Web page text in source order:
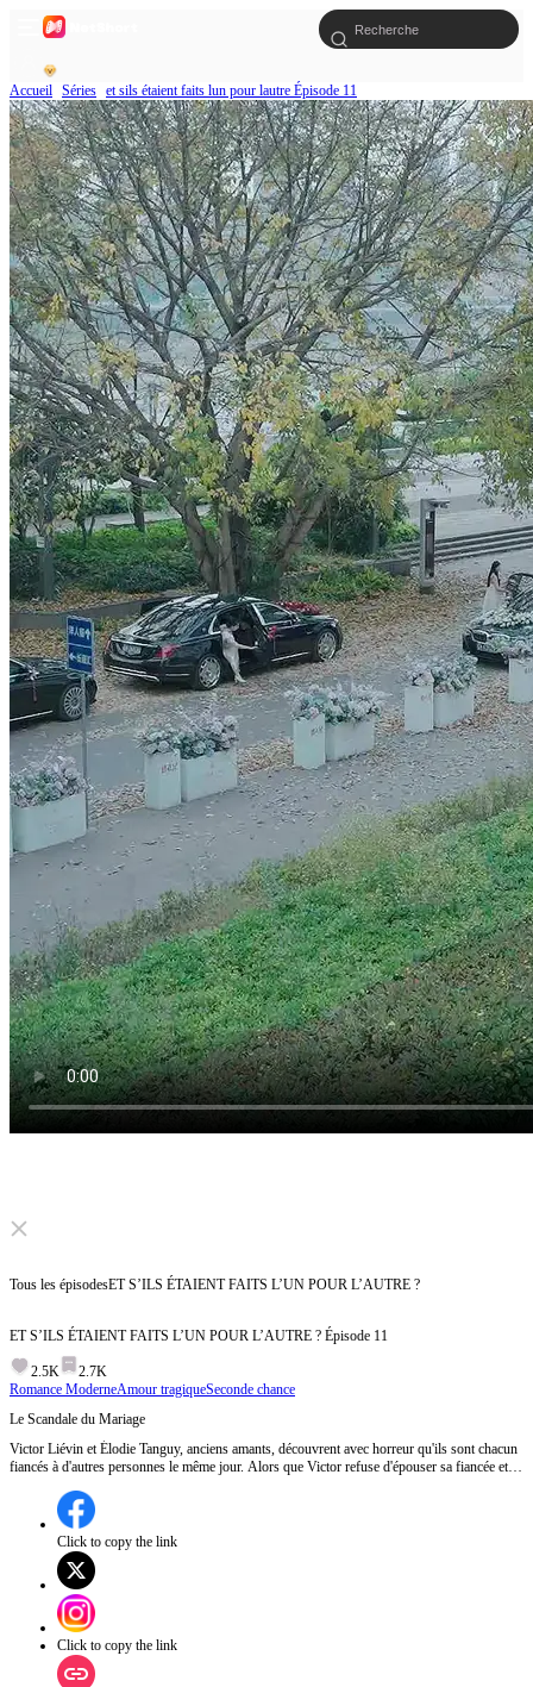
Accueil Séries et sils étaient faits lun pour lautre Épisode 11
Click to unmute
Tous les épisodesET S’ILS ÉTAIENT FAITS L’UN POUR L’AUTRE ?
ET S’ILS ÉTAIENT FAITS L’UN POUR L’AUTRE ? Épisode 11
2.5K
2.7K
Romance ModerneAmour tragiqueSeconde chance
Le Scandale du Mariage
Victor Liévin et Élodie Tanguy, anciens amants, découvrent avec horreur qu'ils sont chacun
fiancés à d'autres personnes le même jour. Alors que Victor refuse d'épouser sa fiancée et
chaos.Comment Victor et Élodie vont-ils gérer le scandale et leurs sentiments renaissants ?
Click to copy the link
Click to copy the link